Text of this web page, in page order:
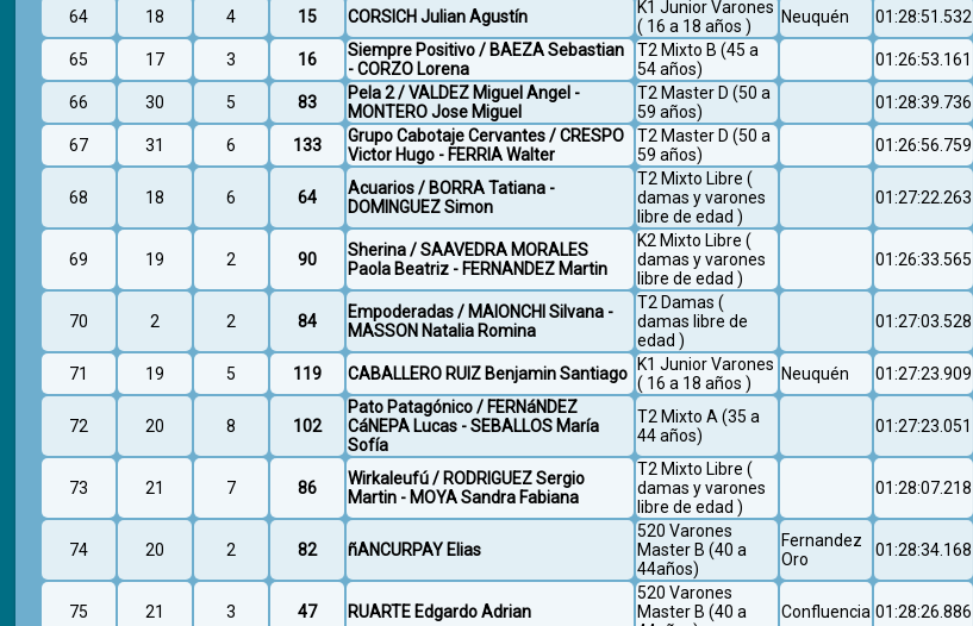
64 18 4 15 CORSICH Julian Agustín
K1 Junior Varones
( 16 a 18 años )
Neuquén 01:28:51.532
65 17 3 16
Siempre Positivo / BAEZA Sebastian
- CORZO Lorena
T2 Mixto B (45 a
54 años)
01:26:53.161
66 30 5 83
Pela 2 / VALDEZ Miguel Angel -
MONTERO Jose Miguel
T2 Master D (50 a
59 años)
01:28:39.736
67 31 6 133
Grupo Cabotaje Cervantes / CRESPO
Victor Hugo - FERRIA Walter
T2 Master D (50 a
59 años)
01:26:56.759
68 18 6 64
Acuarios / BORRA Tatiana -
DOMINGUEZ Simon
T2 Mixto Libre (
damas y varones
libre de edad )
01:27:22.263
69 19 2 90
Sherina / SAAVEDRA MORALES
Paola Beatriz - FERNANDEZ Martin
K2 Mixto Libre (
damas y varones
libre de edad )
01:26:33.565
70 2 2 84
Empoderadas / MAIONCHI Silvana -
MASSON Natalia Romina
T2 Damas (
damas libre de
edad )
01:27:03.528
71 19 5 119 CABALLERO RUIZ Benjamin Santiago
K1 Junior Varones
( 16 a 18 años )
Neuquén 01:27:23.909
72 20 8 102
Pato Patagónico / FERNáNDEZ
CáNEPA Lucas - SEBALLOS María
Sofía
T2 Mixto A (35 a
44 años)
01:27:23.051
73 21 7 86
Wirkaleufú / RODRIGUEZ Sergio
Martin - MOYA Sandra Fabiana
T2 Mixto Libre (
damas y varones
libre de edad )
01:28:07.218
74 20 2 82 ñANCURPAY Elias
520 Varones
Master B (40 a
44años)
Fernandez
Oro
01:28:34.168
75 21 3 47 RUARTE Edgardo Adrian
520 Varones
Master B (40 a
Confluencia 01:28:26.886